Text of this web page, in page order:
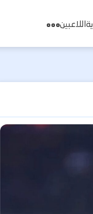
اللاعبين